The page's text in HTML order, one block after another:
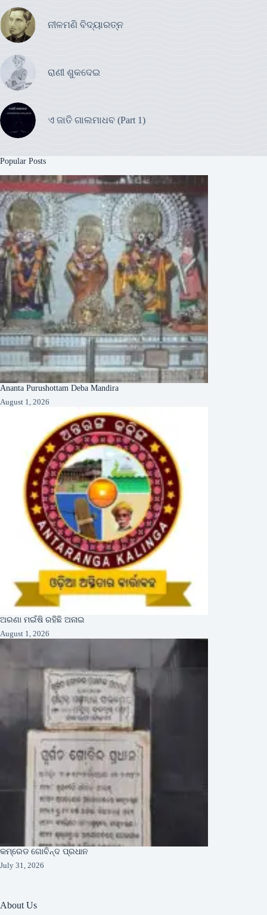
ନୀଳମଣି ବିଦ୍ୟାରତ୍ନ
ରାଣୀ ଶୁକଦେଇ
ଏ ଜାତି ଗାଲମାଧବ (Part 1)
Popular Posts
Ananta Purushottam Deba Mandira
August 1, 2026
ଅରଣା ମଇଁଷି ରହିଛି ଅନାଇ
August 1, 2026
କମ୍ରେଡ ଗୋବିନ୍ଦ ପ୍ରଧାନ
July 31, 2026
About Us